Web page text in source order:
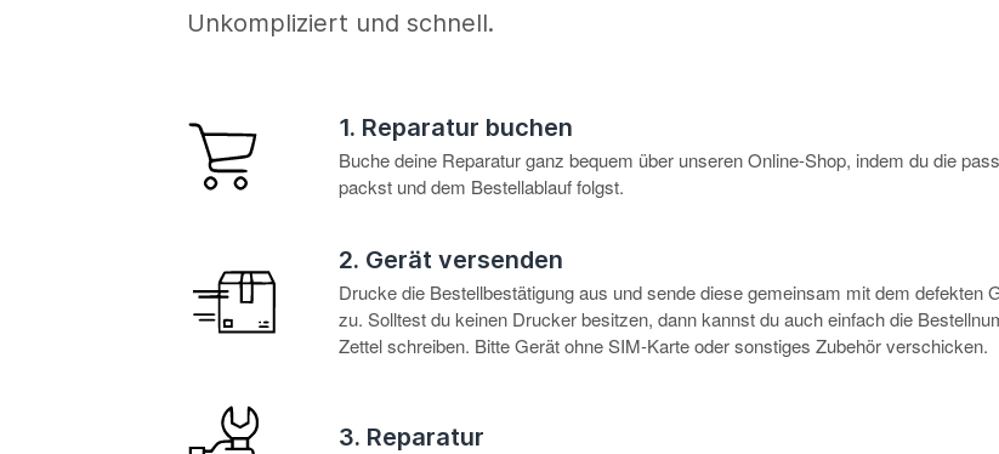
Unkompliziert und schnell.
1. Reparatur buchen
Buche deine Reparatur ganz bequem über unseren Online-Shop, indem du die
packst und dem Bestellablauf folgst.
2. Gerät versenden
Drucke die Bestellbestätigung aus und sende diese gemeinsam mit dem defekten
zu. Solltest du keinen Drucker besitzen, dann kannst du auch einfach die
Zettel schreiben. Bitte Gerät ohne SIM-Karte oder sonstiges Zubehör verschicken.
3. Reparatur